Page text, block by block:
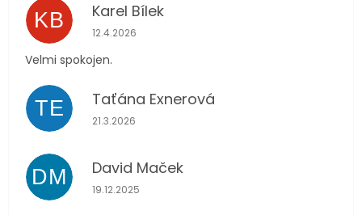
KB Karel Bílek
Hodnocení obchodu je 5 z 5 hvězdiček.
12.4.2026
Velmi spokojen.
TE Taťána Exnerová
Hodnocení obchodu je 5 z 5 hvězdiček.
21.3.2026
DM David Maček
Hodnocení obchodu je 5 z 5 hvězdiček.
19.12.2025